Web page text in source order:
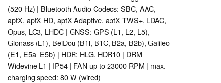
(520 Hz) | Bluetooth Audio Codecs: SBC, AAC,
aptX, aptX HD, aptX Adaptive, aptX TWS+, LDAC,
Opus, LC3, LHDC | GNSS: GPS (L1, L2, L5),
Glonass (L1), BeiDou (B1l, B1C, B2a, B2b), Galileo
(E1, E5a, E5b) | HDR: HLG, HDR10 | DRM
Widevine L1 | IP54 | FAN up to 23000 RPM | max.
charging speed: 80 W (wired)